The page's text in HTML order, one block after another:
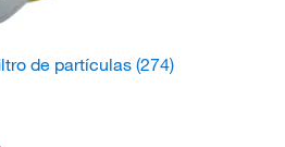
de partículas (274)